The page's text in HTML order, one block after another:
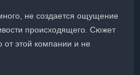
не создается ощущение
происходящего. Сюжет
этой компании и не